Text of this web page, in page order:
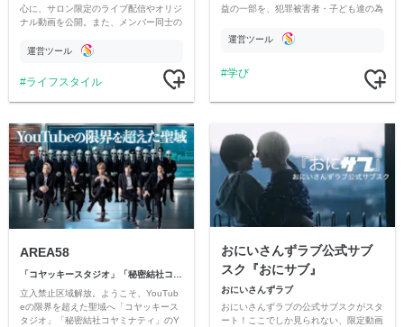
心に、サロン限定のライブ配信やオリジ
ナル動画を公開。また、メンバー同士の
ただいています。
運営ツール
ライフスタイル
益の一部を、犯罪被害者・子ども達の為
す運営ツール
学び
AREA58
「コヤッキースタジオ」「秘密結社コヤミナティ」
立入禁止区域解放。ようこそ、YouTub
eの限界を超えた聖域へ「コヤッキース
タジオ」「秘密結社コヤミナティ」のY
おにいさんずラブ公式サブ
スク『おにサブ』
おにいさんずラブ
おにいさんずラブの公式サブスクがスタ
ート！ここでしか見られない、限定動画